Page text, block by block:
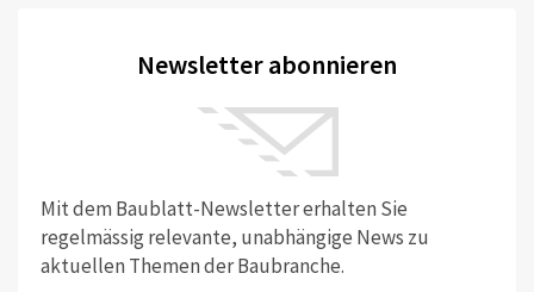
Newsletter abonnieren
Mit dem Baublatt-Newsletter erhalten Sie
regelmässig relevante, unabhängige News zu
aktuellen Themen der Baubranche.